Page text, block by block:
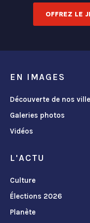
OFFREZ LE
EN IMAGES
Découverte de nos
Galeries photos
Vidéos
L'ACTU
Culture
Élections 2026
Planète